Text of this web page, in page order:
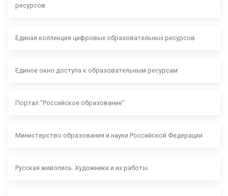
ресурсов.
Единая коллекция цифровых образовательных ресурсов
Единое окно доступа к образовательным ресурсам
Портал "Российское образование"
Министерство образования и науки Российской Федерации
Русская живопись. Художники и их работы.